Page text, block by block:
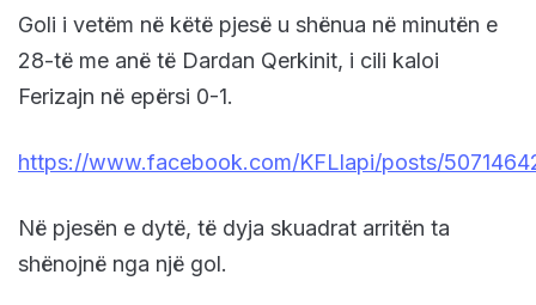
Goli i vetëm në këtë pjesë u shënua në minutën e
28-të me anë të Dardan Qerkinit, i cili kaloi
Ferizajn në epërsi 0-1.
https://www.facebook.com/KFLlapi/posts/
Në pjesën e dytë, të dyja skuadrat arritën ta
shënojnë nga një gol.